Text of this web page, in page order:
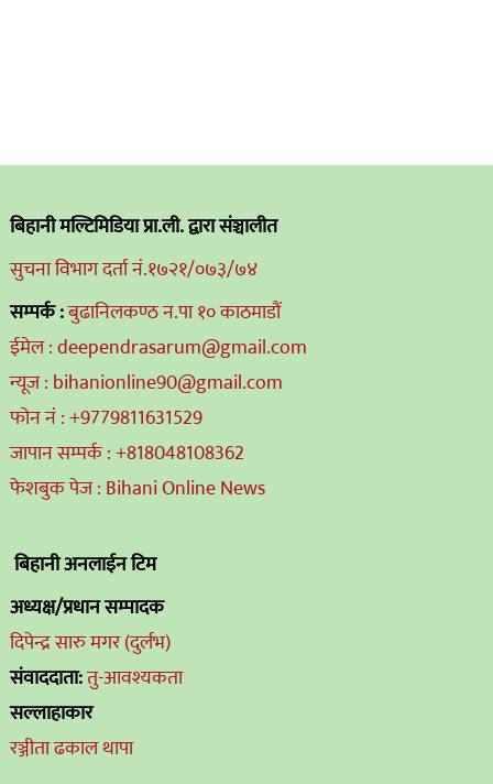
बिहानी मल्टिमिडिया प्रा.ली. द्वारा संञ्चालीत
सुचना विभाग दर्ता नं.१७२१/०७३/७४
सम्पर्क :बुढानिलकण्ठ न.पा १० काठमाडौं
ईमेल : deependrasarum@gmail.com
न्यूज : bihanionline90@gmail.com
फोन नं : +9779811631529
जापान सम्पर्क : +818048108362
फेशबुक पेज : Bihani Online News
बिहानी अनलाईन टिम
अध्यक्ष/प्रधान सम्पादक
दिपेन्द्र सारु मगर (दुर्लभ)
संवाददाता:तु-आवश्यकता
सल्लाहाकार
रञ्जीता ढकाल थापा